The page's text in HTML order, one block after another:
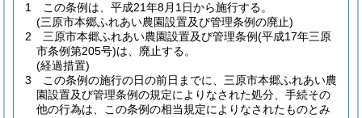
1
この条例は、平成21年8月1日から施行する。
(三原市本郷ふれあい農園設置及び管理条例の廃止)
2
三原市本郷ふれあい農園設置及び管理条例(平成17年三原
市条例第205号)は、廃止する。
(経過措置)
3
この条例の施行の日の前日までに、三原市本郷ふれあい農
園設置及び管理条例の規定によりなされた処分、手続その
他の行為は、この条例の相当規定によりなされたものとみ